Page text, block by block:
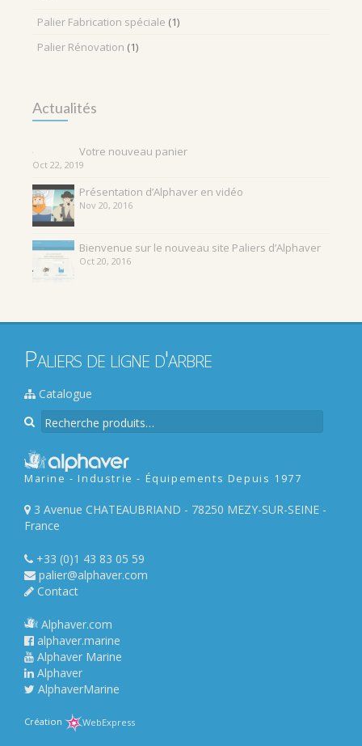
Palier Fabrication spéciale (1)
Palier Rénovation (1)
Actualités
Votre nouveau panier
Oct 22, 2019
Présentation d’Alphaver en vidéo
Nov 20, 2016
Bienvenue sur le nouveau site Paliers d’Alphaver
Oct 20, 2016
Paliers de ligne d'arbre
Catalogue
e
c
h
e
c
h
p
o
u
Marine - Industrie - Équipements Depuis 1977
3 Avenue CHATEAUBRIAND - 78250 MEZY-SUR-SEINE -
France
+33 (0)1 43 83 05 59
palier@alphaver.com
Contact
Alphaver.com
alphaver.marine
Alphaver Marine
Alphaver
AlphaverMarine
Création WebExpress